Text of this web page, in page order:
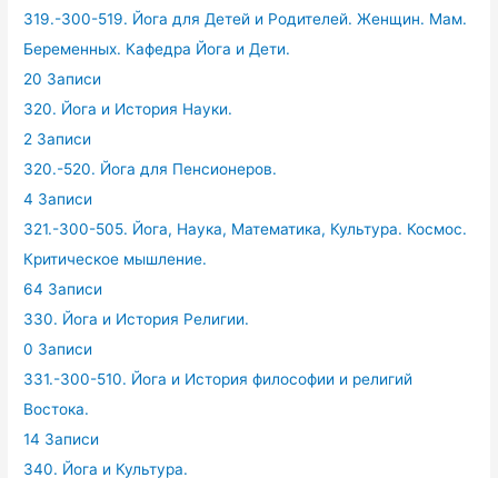
319.-300-519. Йога для Детей и Родителей. Женщин. Мам.
Беременных. Кафедра Йога и Дети.
20 Записи
320. Йога и История Науки.
2 Записи
320.-520. Йога для Пенсионеров.
4 Записи
321.-300-505. Йога, Наука, Математика, Культура. Космос.
Критическое мышление.
64 Записи
330. Йога и История Религии.
0 Записи
331.-300-510. Йога и История философии и религий
Востока.
14 Записи
340. Йога и Культура.